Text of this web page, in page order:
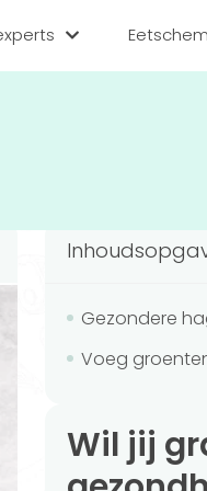
aanmeldenGezondere
Voeg
Wil jij graag je